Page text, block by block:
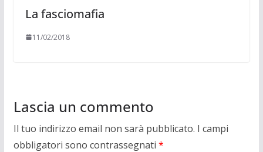
La fasciomafia
11/02/2018
Lascia un commento
Il tuo indirizzo email non sarà pubblicato. I campi
obbligatori sono contrassegnati *